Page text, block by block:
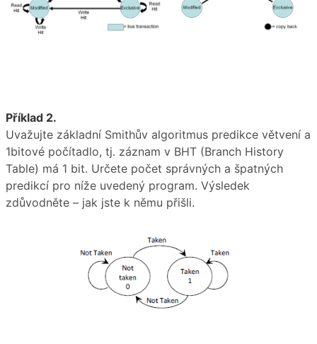
Příklad 2.
Uvažujte základní Smithův algoritmus predikce větvení a
1bitové počítadlo, tj. záznam v BHT (Branch History
Table) má 1 bit. Určete počet správných a špatných
predikcí pro níže uvedený program. Výsledek
zdůvodněte – jak jste k němu přišli.